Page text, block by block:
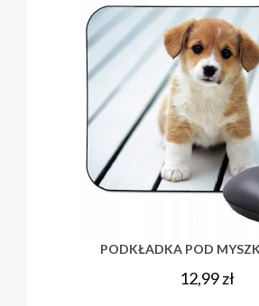
PODKŁADKA POD
12,99zł